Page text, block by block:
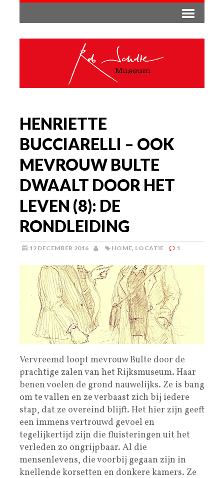
HENRIETTE
BUCCIARELLI – OOK
MEVROUW BULTE
DWAALT DOOR HET
LEVEN (8): DE
RONDLEIDING
12 DECEMBER 2016 HOME, LOCATIE 1
Vervreemd loopt mevrouw Bulte door de
prachtige zalen van het Rijksmuseum. Haar
benen voelen de grond nauwelijks. Ze is bang
om te vallen en ze verbaast zich bij iedere
stap, dat ze overeind blijft. Het hier zijn geeft
een immens vertrouwd gevoel en
tegelijkertijd zijn die fluisteringen uit het
verleden zo ongrijpbaar. Al die
mensenlevens, die voorbij gegaan zijn in
knellende korsetten en donkere kamers. Ze